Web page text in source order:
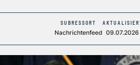
SUBRESSORT
Nachrichtenfeed 09.07.2026